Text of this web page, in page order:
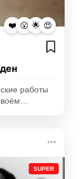
❤️ 😮 🌟 😍
работы
SUPER